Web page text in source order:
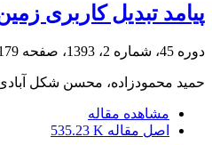
پیامد تبدیل کاربری
دوره 45، شماره 2، 1393، صفحه 188
حمید محمودزاده، محسن شکل
مشاهده مقاله
اصل مقاله 535.23 K